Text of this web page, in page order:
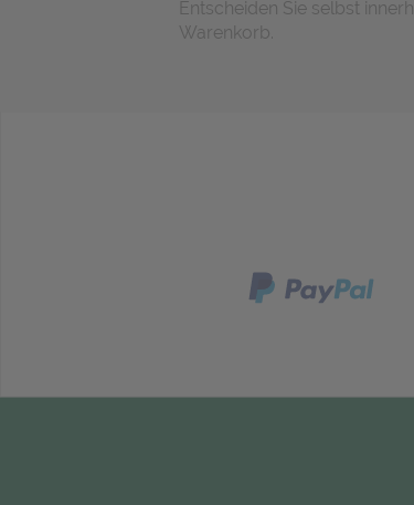
Entscheiden Sie selbst
Warenkorb.